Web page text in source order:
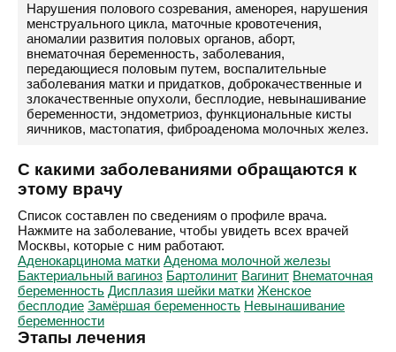
Нарушения полового созревания, аменорея, нарушения
менструального цикла, маточные кровотечения,
аномалии развития половых органов, аборт,
внематочная беременность, заболевания,
передающиеся половым путем, воспалительные
заболевания матки и придатков, доброкачественные и
злокачественные опухоли, бесплодие, невынашивание
беременности, эндометриоз, функциональные кисты
яичников, мастопатия, фиброаденома молочных желез.
С какими заболеваниями обращаются к
этому врачу
Список составлен по сведениям о профиле врача.
Нажмите на заболевание, чтобы увидеть всех врачей
Москвы, которые с ним работают.
Аденокарцинома матки Аденома молочной железы
Бактериальный вагиноз Бартолинит Вагинит Внематочная
беременность Дисплазия шейки матки Женское
бесплодие Замёршая беременность Невынашивание
беременности
Этапы лечения